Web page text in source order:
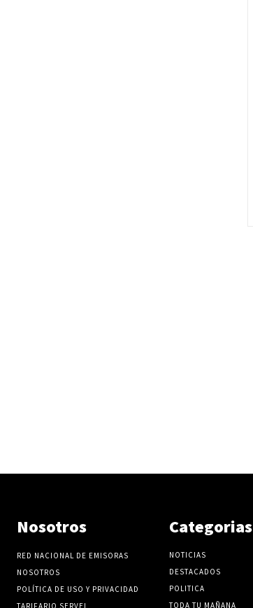
Nosotros
RED NACIONAL DE EMISORAS
NOSOTROS
POLÍTICA DE USO Y PRIVACIDAD
TARIFARIO SERVEL
Categorias
NOTICIAS
DESTACADOS
POLITICA
TODA TU MAÑANA